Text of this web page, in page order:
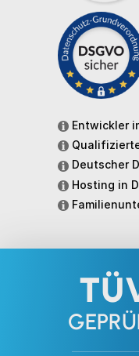
Entwickler
Deutscher
Hosting in